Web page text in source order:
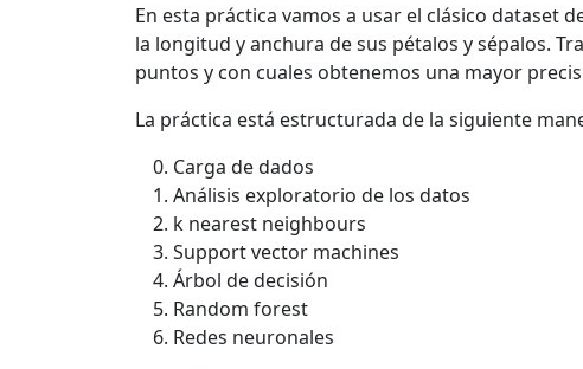
En esta práctica vamos a usar el clásico dataset
la longitud y anchura de sus pétalos y sépalos.
puntos y con cuales obtenemos una mayor
La práctica está estructurada de la siguiente
Carga de dados
Análisis exploratorio de los datos
k nearest neighbours
Support vector machines
Árbol de decisión
Random forest
Redes neuronales